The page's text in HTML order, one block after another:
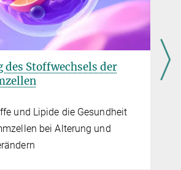
der akuten myeloischen
die Rolle des Transkriptionsfaktors HLX
Stoffwechsels der
und Lipide die Gesundheit
bei Alterung und